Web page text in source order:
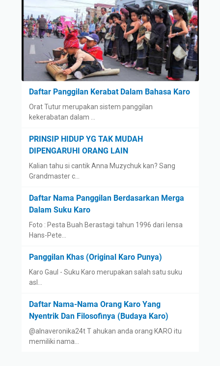
Daftar Panggilan Kerabat Dalam Bahasa Karo
Orat Tutur merupakan sistem panggilan
kekerabatan dalam …
PRINSIP HIDUP YG TAK MUDAH
DIPENGARUHI ORANG LAIN
Kalian tahu si cantik Anna Muzychuk kan? Sang
Grandmaster c…
Daftar Nama Panggilan Berdasarkan Merga
Dalam Suku Karo
Foto : Pesta Buah Berastagi tahun 1996 dari lensa
Hans-Pete…
Panggilan Khas (Original Karo Punya)
Karo Gaul - Suku Karo merupakan salah satu suku
asl…
Daftar Nama-Nama Orang Karo Yang
Nyentrik Dan Filosofinya (Budaya Karo)
@alnaveronika24t T ahukan anda orang KARO itu
memiliki nama…